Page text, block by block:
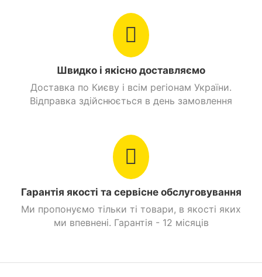
Швидко і якісно доставляємо
Доставка по Києву і всім регіонам України.
Відправка здійснюється в день замовлення
Гарантія якості та сервісне обслуговування
Ми пропонуємо тільки ті товари, в якості яких
ми впевнені. Гарантія - 12 місяців